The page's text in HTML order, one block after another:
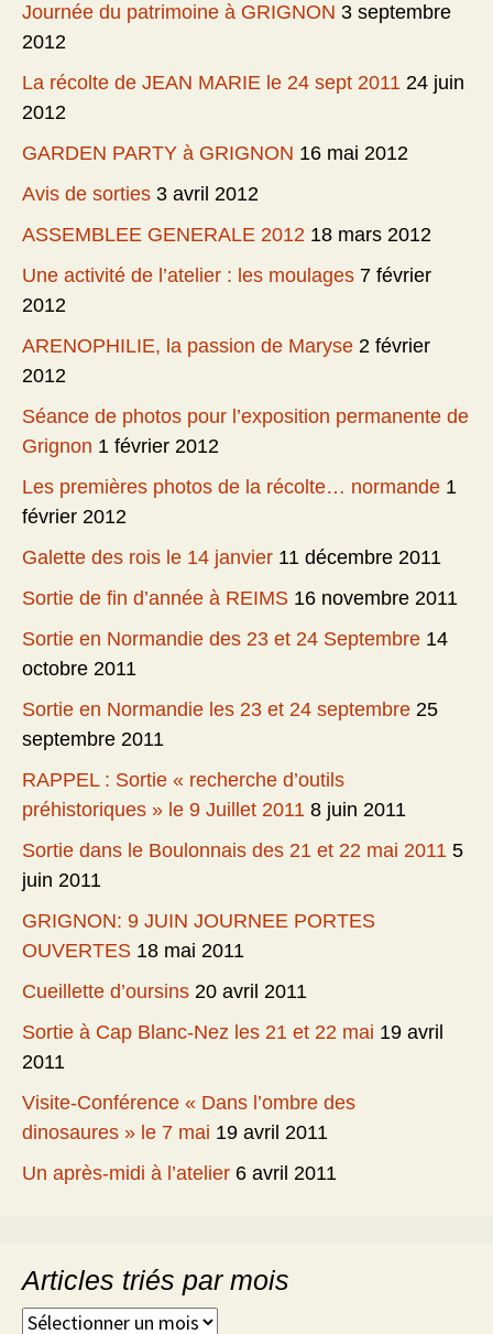
Journée du patrimoine à GRIGNON 3 septembre
2012
La récolte de JEAN MARIE le 24 sept 2011 24 juin
2012
GARDEN PARTY à GRIGNON 16 mai 2012
Avis de sorties 3 avril 2012
ASSEMBLEE GENERALE 2012 18 mars 2012
Une activité de l’atelier : les moulages 7 février
2012
ARENOPHILIE, la passion de Maryse 2 février
2012
Séance de photos pour l’exposition permanente de
Grignon 1 février 2012
Les premières photos de la récolte… normande 1
février 2012
Galette des rois le 14 janvier 11 décembre 2011
Sortie de fin d’année à REIMS 16 novembre 2011
Sortie en Normandie des 23 et 24 Septembre 14
octobre 2011
Sortie en Normandie les 23 et 24 septembre 25
septembre 2011
RAPPEL : Sortie « recherche d’outils
préhistoriques » le 9 Juillet 2011 8 juin 2011
Sortie dans le Boulonnais des 21 et 22 mai 2011 5
juin 2011
GRIGNON: 9 JUIN JOURNEE PORTES
OUVERTES 18 mai 2011
Cueillette d’oursins 20 avril 2011
Sortie à Cap Blanc-Nez les 21 et 22 mai 19 avril
2011
Visite-Conférence « Dans l’ombre des
dinosaures » le 7 mai 19 avril 2011
Un après-midi à l’atelier 6 avril 2011
Articles triés par mois
Articles